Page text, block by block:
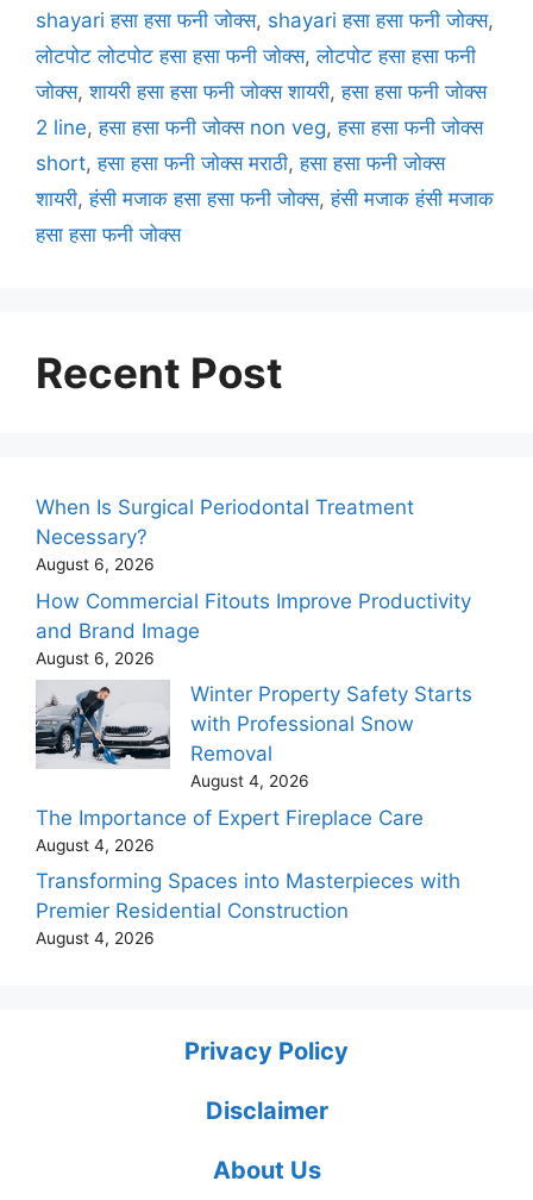
shayari हसा हसा फनी जोक्स, shayari हसा हसा फनी जोक्स,
लोटपोट लोटपोट हसा हसा फनी जोक्स,लोटपोट हसा हसा फनी
जोक्स,शायरी हसा हसा फनी जोक्स शायरी,हसा हसा फनी जोक्स
2 line,हसा हसा फनी जोक्स non veg,हसा हसा फनी जोक्स
short,हसा हसा फनी जोक्स मराठी,हसा हसा फनी जोक्स
शायरी,हंसी मजाक हसा हसा फनी जोक्स,हंसी मजाक हंसी मजाक
हसा हसा फनी जोक्स
Recent Post
When Is Surgical Periodontal Treatment
Necessary?
August 6, 2026
How Commercial Fitouts Improve Productivity
and Brand Image
August 6, 2026
Winter Property Safety Starts
with Professional Snow
Removal
August 4, 2026
The Importance of Expert Fireplace Care
August 4, 2026
Transforming Spaces into Masterpieces with
Premier Residential Construction
August 4, 2026
Privacy Policy
Disclaimer
About Us